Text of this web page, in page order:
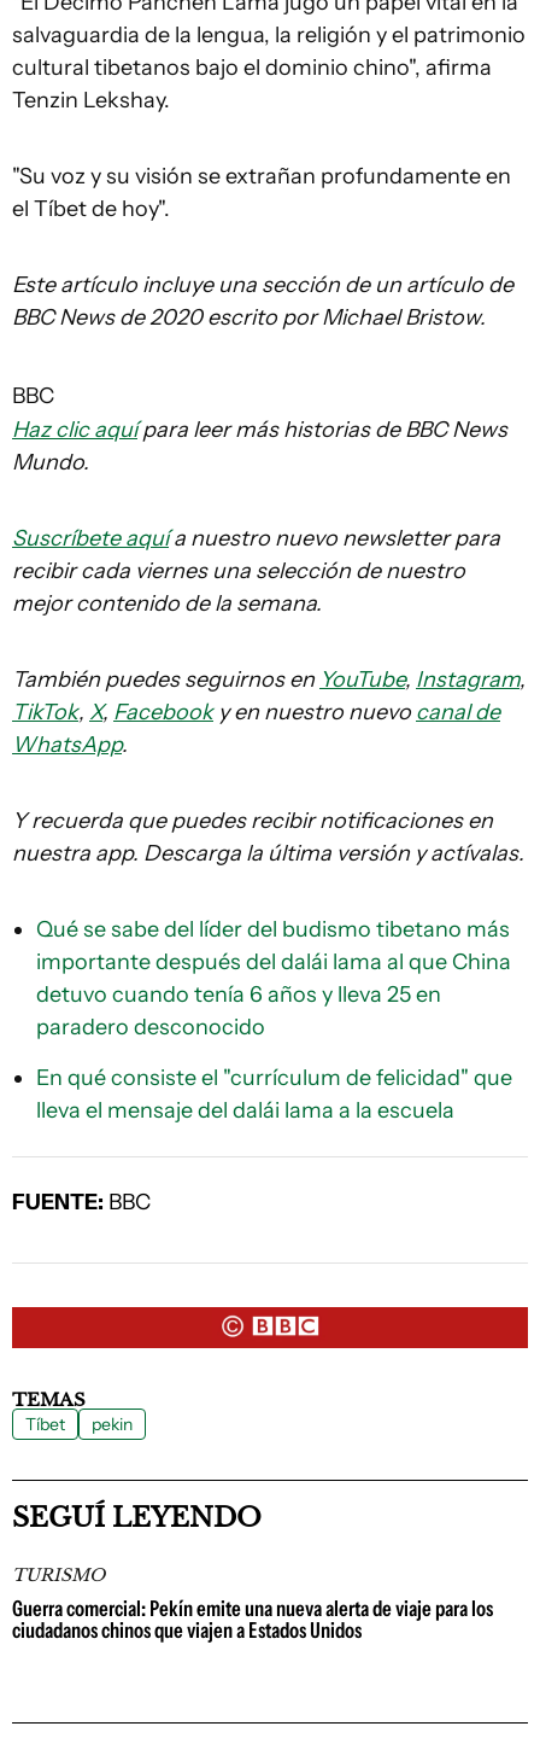
salvaguardia de la lengua, la religión y el patrimonio
cultural tibetanos bajo el dominio chino", afirma
Tenzin Lekshay.
"Su voz y su visión se extrañan profundamente en
el Tíbet de hoy".
Este artículo incluye una sección de un artículo de
BBC News de 2020 escrito por Michael Bristow.
BBC
Haz clic aquípara leer más historias de BBC News
Mundo.
Suscríbete aquía nuestro nuevo newsletter para
recibir cada viernes una selección de nuestro
mejor contenido de la semana.
También puedes seguirnos en YouTube, Instagram,
TikTok, X, Facebooky en nuestro nuevo canal de
WhatsApp.
Y recuerda que puedes recibir notificaciones en
nuestra app. Descarga la última versión y actívalas.
Qué se sabe del líder del budismo tibetano más
importante después del dalái lama al que China
detuvo cuando tenía 6 años y lleva 25 en
paradero desconocido
En qué consiste el "currículum de felicidad" que
lleva el mensaje del dalái lama a la escuela
FUENTE: BBC
TEMAS
Tíbet pekin
SEGUÍ LEYENDO
TURISMO
Guerra comercial: Pekín emite una nueva alerta de viaje para los
ciudadanos chinos que viajen a Estados Unidos